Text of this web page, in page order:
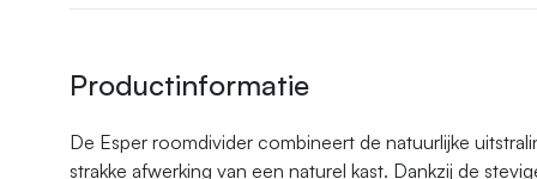
Productinformatie
De Esper roomdivider combineert de natuurlijke
strakke afwerking van een naturel kast. Dankzij de